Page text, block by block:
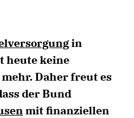
in
heute keine
Daher freut es
der Bund
mit finanziellen